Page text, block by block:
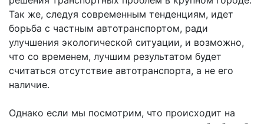
Так же, следуя современным тенденциям, идет
борьба с частным автотранспортом, ради
улучшения экологической ситуации, и возможно,
что со временем, лучшим результатом будет
считаться отсутствие автотранспорта, а не его
наличие.
Однако если мы посмотрим, что происходит на